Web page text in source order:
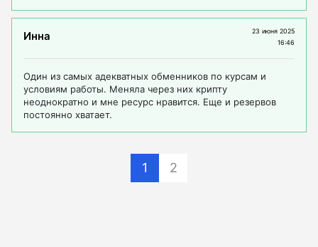
Инна
23 июня 2025
16:46
Один из самых адекватных обменников по курсам и
условиям работы. Меняла через них крипту
неоднократно и мне ресурс нравится. Еще и резервов
постоянно хватает.
1 2